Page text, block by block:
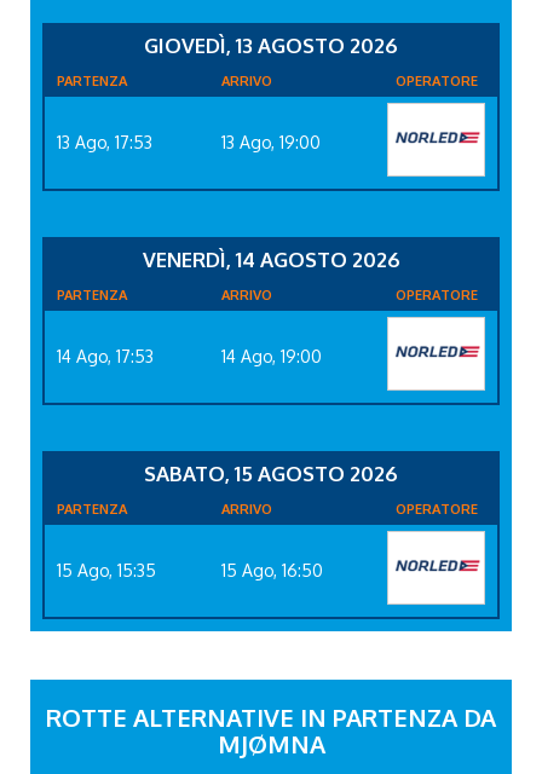
GIOVEDÌ, 13 AGOSTO 2026
PARTENZA ARRIVO OPERATORE
13 Ago, 17:53 13 Ago, 19:00
VENERDÌ, 14 AGOSTO 2026
PARTENZA ARRIVO OPERATORE
14 Ago, 17:53 14 Ago, 19:00
SABATO, 15 AGOSTO 2026
PARTENZA ARRIVO OPERATORE
15 Ago, 15:35 15 Ago, 16:50
ROTTE ALTERNATIVE IN PARTENZA DA
MJØMNA